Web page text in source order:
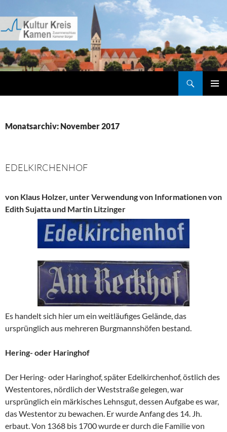
Inhalt
springen
Monatsarchiv: November 2017
EDELKIRCHENHOF
von Klaus Holzer, unter Verwendung von Informationen von
Edith Sujatta und Martin Litzinger
Es handelt sich hier um ein weitläufiges Gelände, das
ursprünglich aus mehreren Burgmannshöfen bestand.
Hering- oder Haringhof
Der Hering- oder Haringhof, später Edelkirchenhof, östlich des
Westentores, nördlich der Weststraße gelegen, war
ursprünglich ein märkisches Lehnsgut, dessen Aufgabe es war,
das Westentor zu bewachen. Er wurde Anfang des 14. Jh.
erbaut. Von 1368 bis 1700 wurde er durch die Familie von